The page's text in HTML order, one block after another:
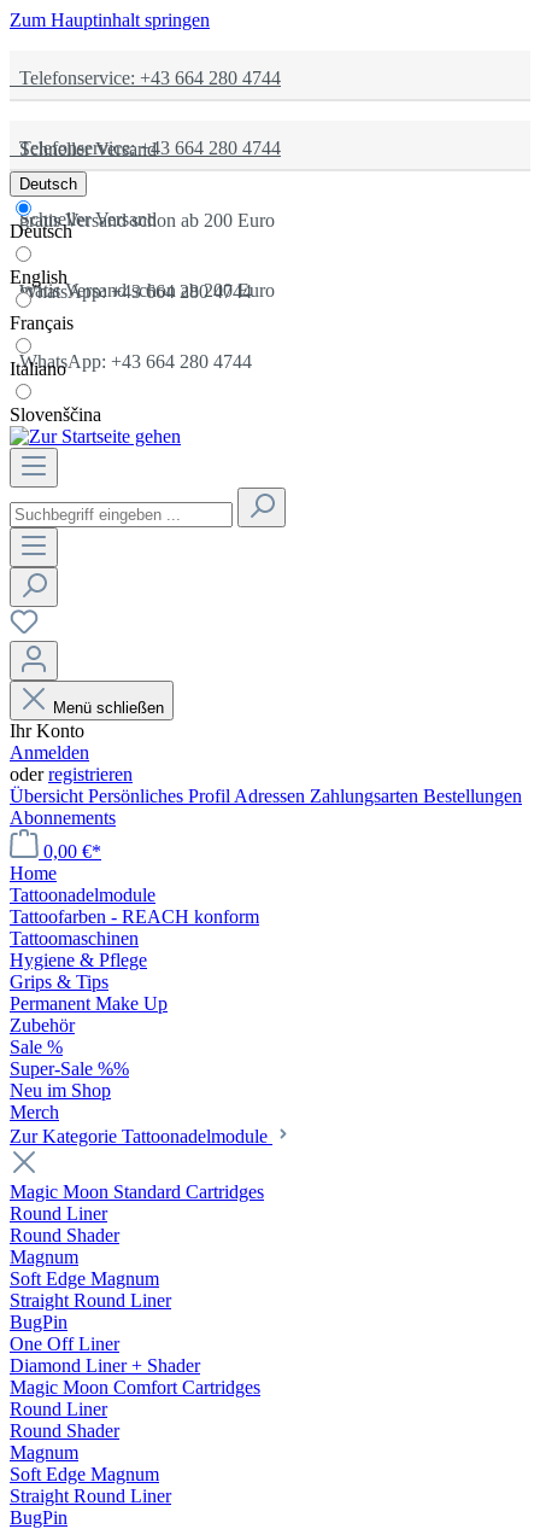
Zum Hauptinhalt springen
Telefonservice: +43 664 280 4744
Schneller Versand
gratis Versand schon ab 200 Euro
WhatsApp: +43 664 280 4744
Telefonservice: +43 664 280 4744
Schneller Versand
gratis Versand schon ab 200 Euro
WhatsApp: +43 664 280 4744
Deutsch
Deutsch
English
Français
Italiano
Slovenščina
Menü schließen
Ihr Konto
Anmelden
oderregistrieren
Übersicht Persönliches Profil Adressen Zahlungsarten Bestellungen
Abonnements
0,00 €*
Home
Tattoonadelmodule
Tattoofarben - REACH konform
Tattoomaschinen
Hygiene & Pflege
Grips & Tips
Permanent Make Up
Zubehör
Sale %
Super-Sale %%
Neu im Shop
Merch
Zur Kategorie Tattoonadelmodule
Magic Moon Standard Cartridges
Round Liner
Round Shader
Magnum
Soft Edge Magnum
Straight Round Liner
BugPin
One Off Liner
Diamond Liner + Shader
Magic Moon Comfort Cartridges
Round Liner
Round Shader
Magnum
Soft Edge Magnum
Straight Round Liner
BugPin